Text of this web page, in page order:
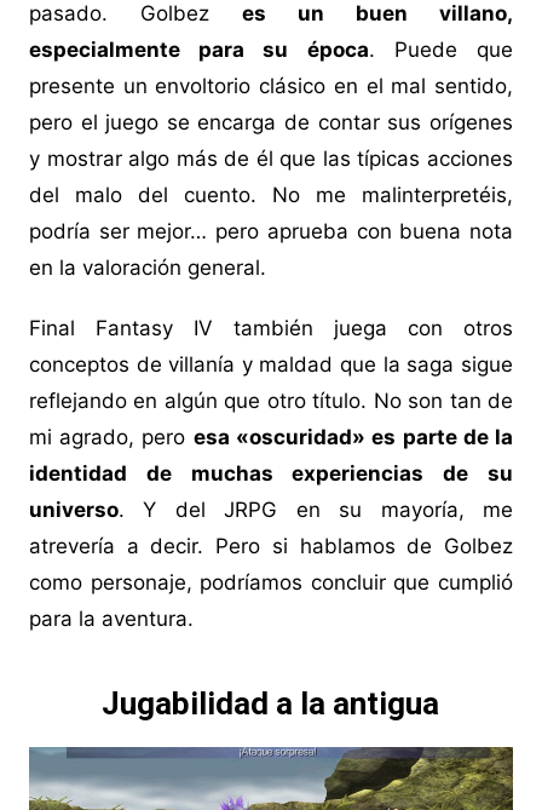
pasado. Golbez es un buen villano,
especialmente para su época. Puede que
presente un envoltorio clásico en el mal sentido,
pero el juego se encarga de contar sus orígenes
y mostrar algo más de él que las típicas acciones
del malo del cuento. No me malinterpretéis,
podría ser mejor… pero aprueba con buena nota
en la valoración general.
Final Fantasy IV también juega con otros
conceptos de villanía y maldad que la saga sigue
reflejando en algún que otro título. No son tan de
mi agrado, pero esa «oscuridad» es parte de la
identidad de muchas experiencias de su
universo. Y del JRPG en su mayoría, me
atrevería a decir. Pero si hablamos de Golbez
como personaje, podríamos concluir que cumplió
para la aventura.
Jugabilidad a la antigua